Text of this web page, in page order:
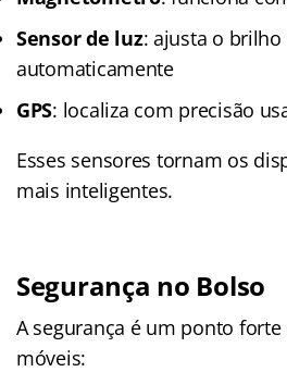
Sensor de luz: ajusta o brilho
automaticamente
GPS: localiza com precisão
Esses sensores tornam os
mais inteligentes.
Segurança no Bolso
A segurança é um ponto
móveis: